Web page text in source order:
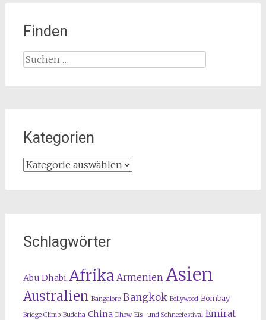
Finden
Suchen
nach:
Kategorien
Kategorien
Schlagwörter
Abu Dhabi Afrika Armenien Asien
Australien Bangalore Bangkok Bollywood Bombay
Bridge Climb Buddha China Dhow Eis- und Schneefestival Emirat